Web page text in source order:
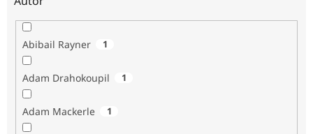
Abibail Rayner 1
Adam Drahokoupil 1
Adam Mackerle 1